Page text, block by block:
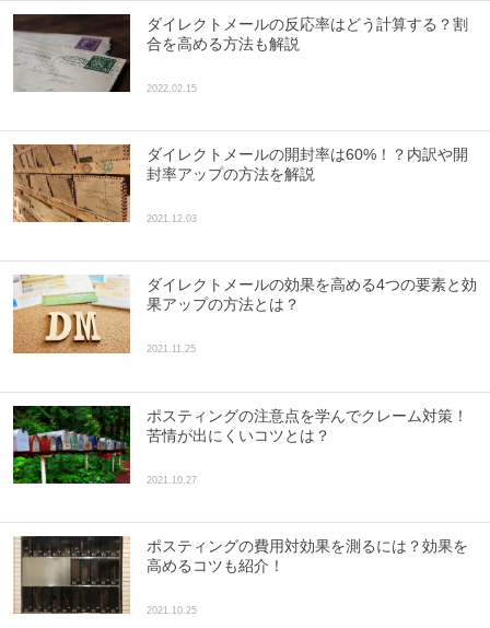
ダイレクトメールの反応率はどう計算する？割
合を高める方法も解説
2022.02.15
ダイレクトメールの開封率は60%！？内訳や開
封率アップの方法を解説
2021.12.03
ダイレクトメールの効果を高める4つの要素と効
果アップの方法とは？
2021.11.25
ポスティングの注意点を学んでクレーム対策！
苦情が出にくいコツとは？
2021.10.27
ポスティングの費用対効果を測るには？効果を
高めるコツも紹介！
2021.10.25